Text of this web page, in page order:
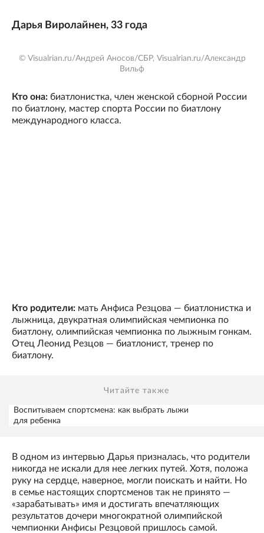
Дарья Виролайнен, 33 года
© Visualrian.ru/Андрей Аносов/СБР, Visualrian.ru/Александр
Вильф
Кто она: биатлонистка, член женской сборной России
по биатлону, мастер спорта России по биатлону
международного класса.
Кто родители: мать Анфиса Резцова — биатлонистка и
лыжница, двукратная олимпийская чемпионка по
биатлону, олимпийская чемпионка по лыжным гонкам.
Отец Леонид Резцов — биатлонист, тренер по
биатлону.
Читайте также
Воспитываем спортсмена: как выбрать лыжи
для ребенка
В одном из интервью Дарья призналась, что родители
никогда не искали для нее легких путей. Хотя, положа
руку на сердце, наверное, могли поискать и найти. Но
в семье настоящих спортсменов так не принято —
«зарабатывать» имя и достигать впечатляющих
результатов дочери многократной олимпийской
чемпионки Анфисы Резцовой пришлось самой.